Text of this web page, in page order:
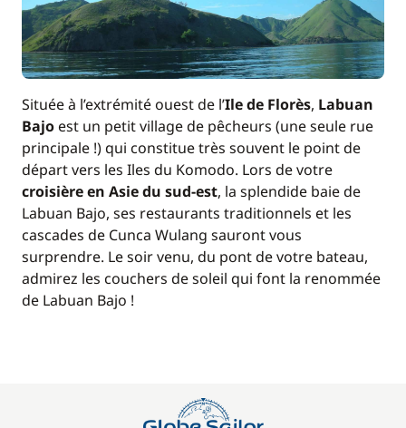
Située à l’extrémité ouest de l’Ile de Florès, Labuan
Bajo est un petit village de pêcheurs (une seule rue
principale !) qui constitue très souvent le point de
départ vers les Iles du Komodo. Lors de votre
croisière en Asie du sud-est, la splendide baie de
Labuan Bajo, ses restaurants traditionnels et les
cascades de Cunca Wulang sauront vous
surprendre. Le soir venu, du pont de votre bateau,
admirez les couchers de soleil qui font la renommée
de Labuan Bajo !